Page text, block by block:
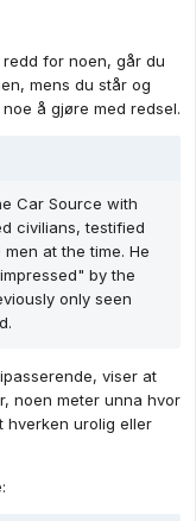
for noen, går du
mens du står og
å gjøre med redsel.
Car Source with
civilians, testified
at the time. He
by the
only seen
viser at
noen meter unna hvor
hverken urolig eller